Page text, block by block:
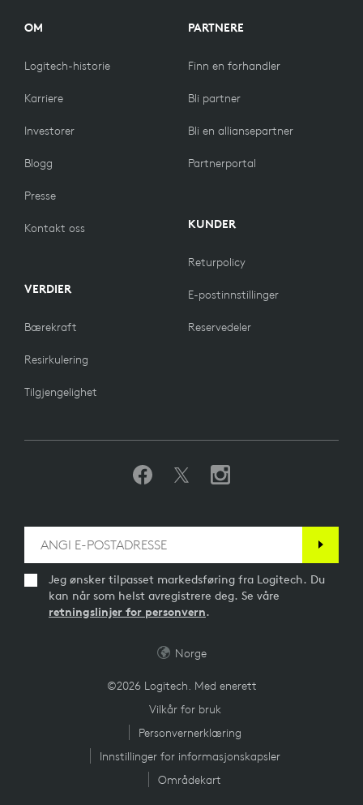
OM
Logitech-historie
Karriere
Investorer
Blogg
Presse
Kontakt oss
VERDIER
Bærekraft
Resirkulering
Tilgjengelighet
PARTNERE
Finn en forhandler
Bli partner
Bli en alliansepartner
Partnerportal
KUNDER
Returpolicy
E-postinnstillinger
Reservedeler
Jeg ønsker tilpasset markedsføring fra Logitech. Du
kan når som helst avregistrere deg. Se våre
retningslinjer for personvern.
©2026 Logitech. Med enerett
Vilkår for bruk
Personvernerklæring
Innstillinger for informasjonskapsler
Områdekart
Norge